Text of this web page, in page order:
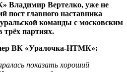
Владимир Вертелко, уже не
главного наставника
команды с московским
трёх партиях.
ВК «Уралочка-НТМК»:
показать хороший